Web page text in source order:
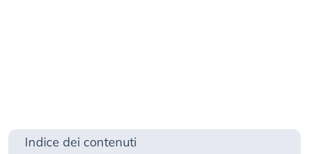
Indice dei contenuti